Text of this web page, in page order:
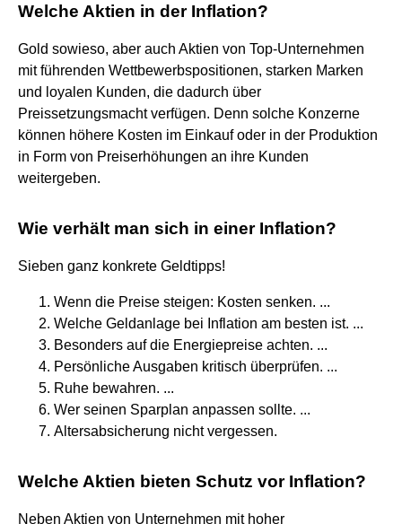
Welche Aktien in der Inflation?
Gold sowieso, aber auch Aktien von Top-Unternehmen
mit führenden Wettbewerbspositionen, starken Marken
und loyalen Kunden, die dadurch über
Preissetzungsmacht verfügen. Denn solche Konzerne
können höhere Kosten im Einkauf oder in der Produktion
in Form von Preiserhöhungen an ihre Kunden
weitergeben.
Wie verhält man sich in einer Inflation?
Sieben ganz konkrete Geldtipps!
Wenn die Preise steigen: Kosten senken. ...
Welche Geldanlage bei Inflation am besten ist. ...
Besonders auf die Energiepreise achten. ...
Persönliche Ausgaben kritisch überprüfen. ...
Ruhe bewahren. ...
Wer seinen Sparplan anpassen sollte. ...
Altersabsicherung nicht vergessen.
Welche Aktien bieten Schutz vor Inflation?
Neben Aktien von Unternehmen mit hoher